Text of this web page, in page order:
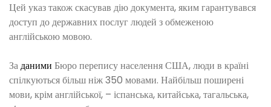
Цей указ також скасував дію документа, яким гарантувався
доступ до державних послуг людей з обмеженою
англійською мовою.
Заданими Бюро перепису населення США, люди в країні
спілкуються більш ніж 350 мовами. Найбільш поширені
мови, крім англійської, – іспанська, китайська, тагальська,